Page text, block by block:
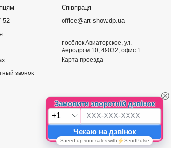
52
звонок
Співпраця
office@art-show.dp.ua
посёлок Авиаторское, ул.
Аеродром 10, 49032, офис 1
Карта проезда